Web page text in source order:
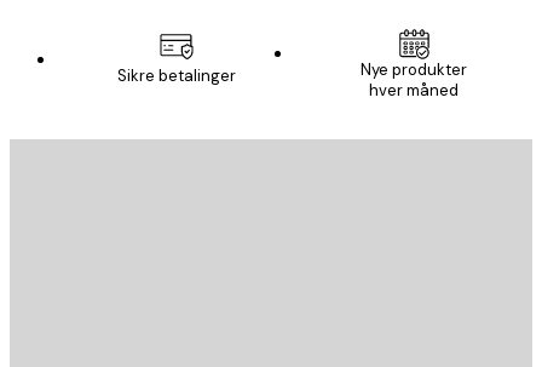
Sikre betalinger
Nye produkter
hver måned